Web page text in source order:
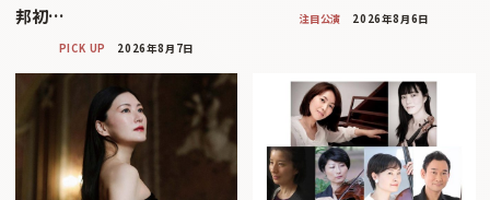
邦初…
PICK UP 2026年8月7日
注目公演 2026年8月6日